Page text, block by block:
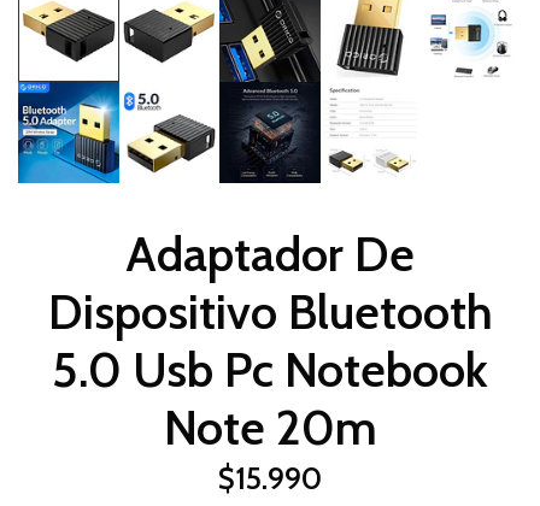
Adaptador De
Dispositivo Bluetooth
5.0 Usb Pc Notebook
Note 20m
$15.990